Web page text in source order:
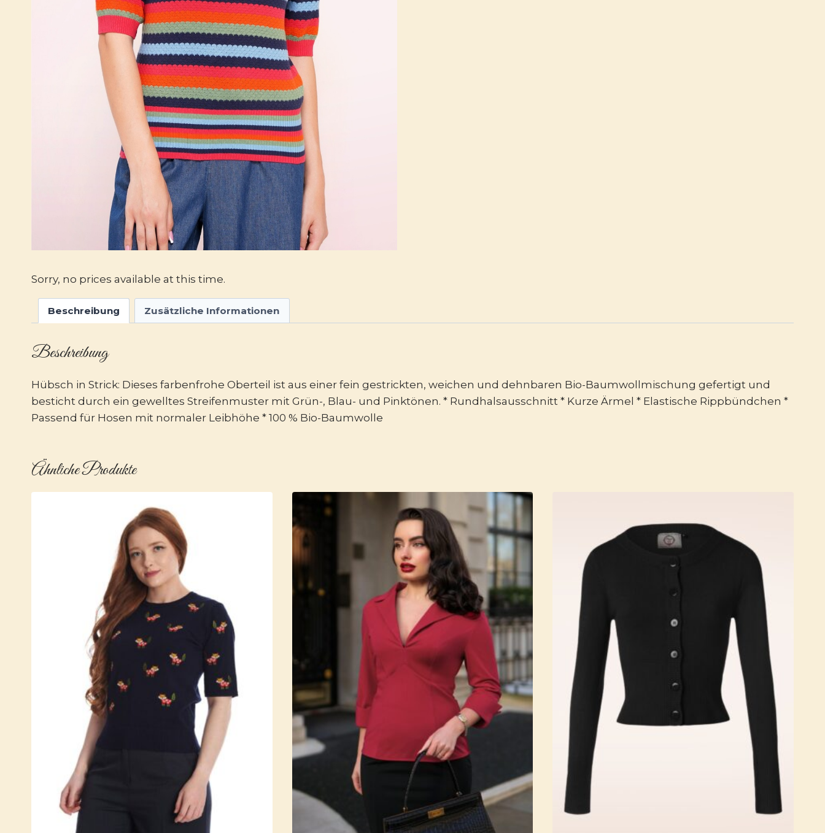
Sorry, no prices available at this time.
Beschreibung Zusätzliche Informationen
Beschreibung
Hübsch in Strick: Dieses farbenfrohe Oberteil ist aus einer fein gestrickten, weichen und dehnbaren Bio-Baumwollmischung gefertigt und
besticht durch ein gewelltes Streifenmuster mit Grün-, Blau- und Pinktönen. * Rundhalsausschnitt * Kurze Ärmel * Elastische Rippbündchen *
Passend für Hosen mit normaler Leibhöhe * 100 % Bio-Baumwolle
Ähnliche Produkte